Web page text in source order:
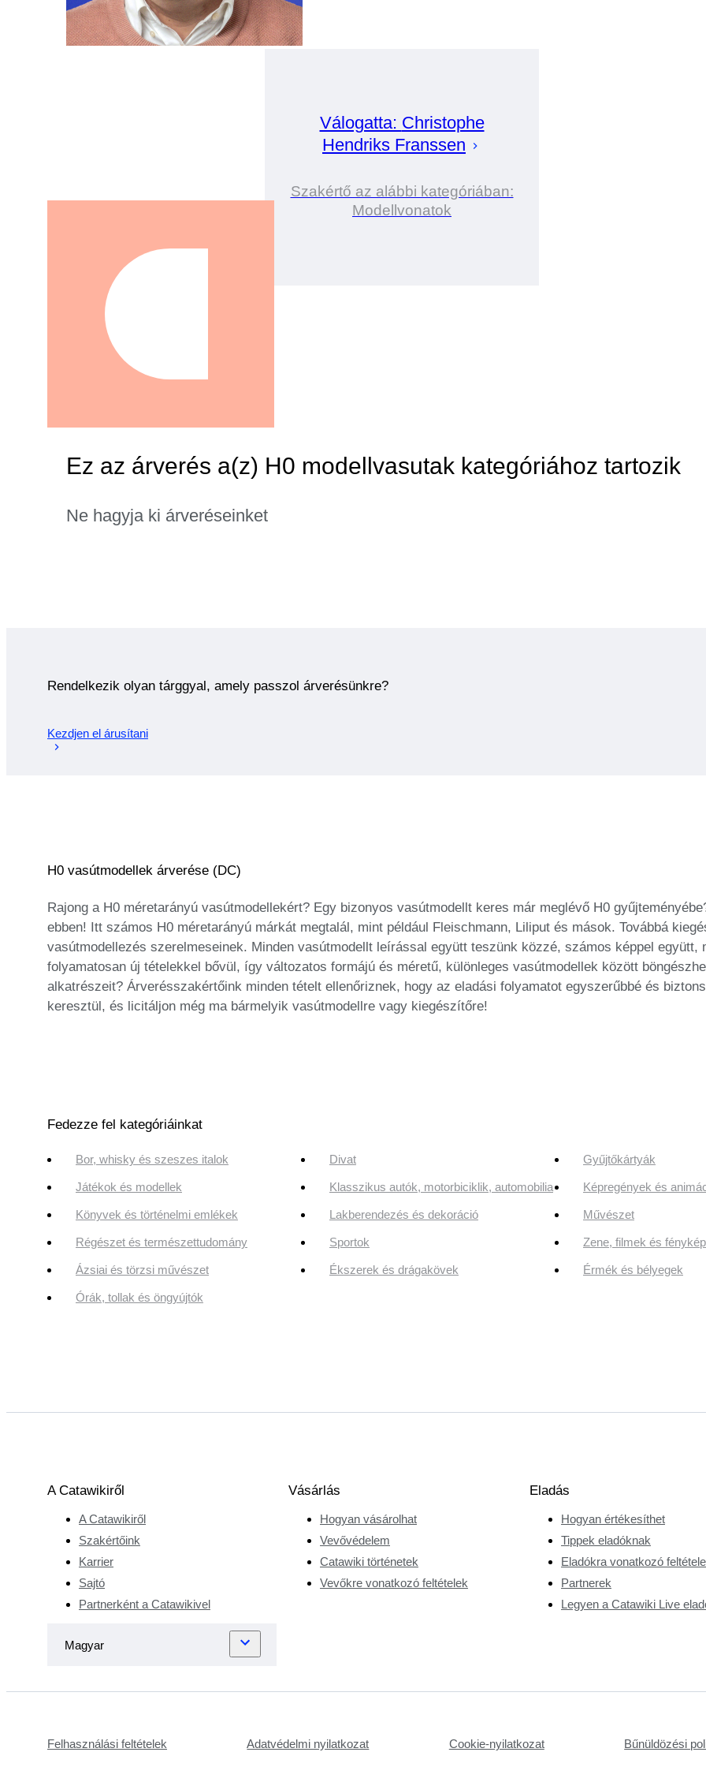
Válogatta: Christophe
Hendriks Franssen
Szakértő az alábbi kategóriában:
Modellvonatok
Ez az árverés a(z) H0 modellvasutak kategóriához tartozik
Ne hagyja ki árveréseinket
Rendelkezik olyan tárggyal, amely passzol árverésünkre?
Kezdjen el árusítani
H0 vasútmodellek árverése (DC)
Rajong a H0 méretarányú vasútmodellekért? Egy bizonyos vasútmodellt keres már meglévő H0
ebben! Itt számos H0 méretarányú márkát megtalál, mint például Fleischmann, Liliput és mások. Továbbá
vasútmodellezés szerelmeseinek. Minden vasútmodellt leírással együtt teszünk közzé, számos képpel együtt,
folyamatosan új tételekkel bővül, így változatos formájú és méretű, különleges vasútmodellek között
alkatrészeit? Árverésszakértőink minden tételt ellenőriznek, hogy az eladási folyamatot egyszerűbbé és
keresztül, és licitáljon még ma bármelyik vasútmodellre vagy kiegészítőre!
Fedezze fel kategóriáinkat
Bor, whisky és szeszes italok Divat Gyűjtőkártyák
Játékok és modellek Klasszikus autók, motorbiciklik, automobilia Képregények és
Könyvek és történelmi emlékek Lakberendezés és dekoráció Művészet
Régészet és természettudomány Sportok Zene, filmek és
Ázsiai és törzsi művészet Ékszerek és drágakövek Érmék és bélyegek
Órák, tollak és öngyújtók
A Catawikiről
A Catawikiről
Szakértőink
Karrier
Sajtó
Partnerként a Catawikivel
Vásárlás
Hogyan vásárolhat
Vevővédelem
Catawiki történetek
Vevőkre vonatkozó feltételek
Eladás
Hogyan értékesíthet
Tippek eladóknak
Eladókra vonatkozó
Partnerek
Legyen a Catawiki Live
Felhasználási feltételek Adatvédelmi nyilatkozat Cookie-nyilatkozat Bűnüldözési